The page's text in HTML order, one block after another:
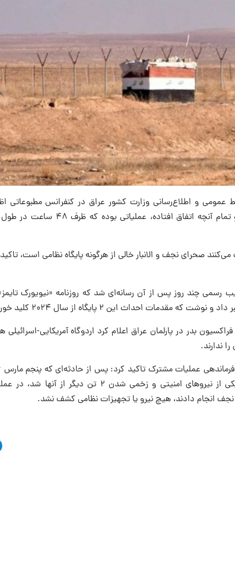
عمومی و اطلاع‌رسانی وزارت کشور عراق در کنفرانس مطبوعاتی
اردوگاهی متعلق به کشور دیگری وجود ندارد و
صحرای نجف و الانبار خالی از هرگونه پایگاه نظامی است،
احداث این ۲ پایگاه از سال ۲۰۲۴ کلید خورد.
بدر در پارلمان عراق اعلام کرد اردوگاه آمریکایی-
ندارند.
درگیری با برخی گروه‌های ناشناس و شهادت یکی از نیروهای امنیتی و
نجف انجام دادند، هیچ نیرو یا تجهیزات نظامی کشف نشد.